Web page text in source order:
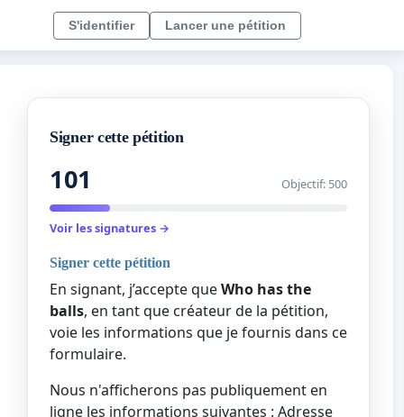
S'identifier Lancer une pétition
Signer cette pétition
101 Objectif: 500
Voir les signatures →
Signer cette pétition
En signant, j’accepte queWho has the
balls, en tant que créateur de la pétition,
voie les informations que je fournis dans ce
formulaire.
Nous n'afficherons pas publiquement en
ligne les informations suivantes : Adresse